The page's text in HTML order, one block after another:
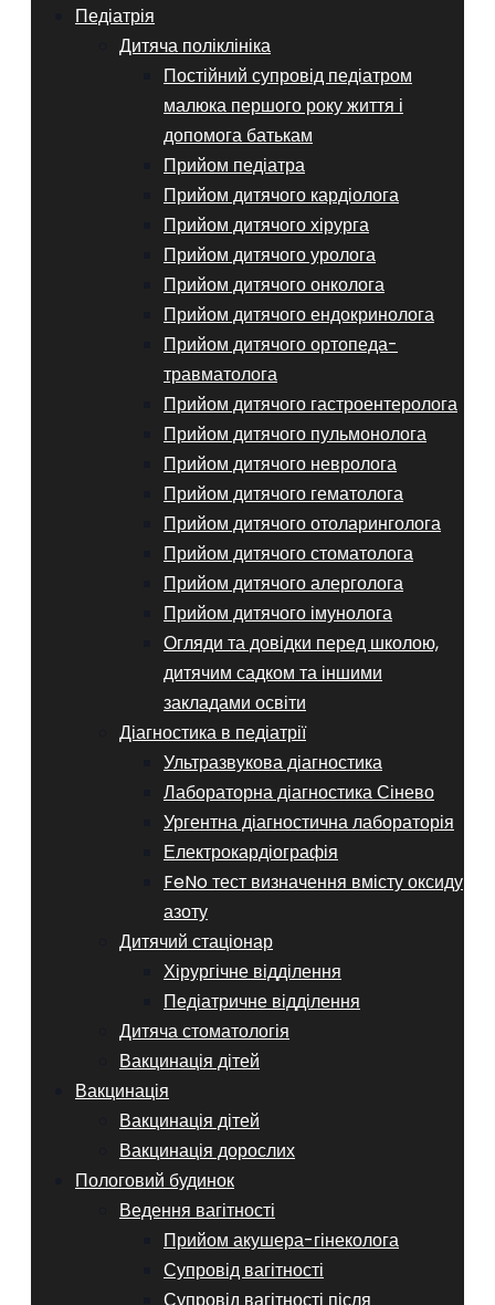
Педіатрія
Дитяча поліклініка
Постійний супровід педіатром
малюка першого року життя і
допомога батькам
Прийом педіатра
Прийом дитячого кардіолога
Прийом дитячого хірурга
Прийом дитячого уролога
Прийом дитячого онколога
Прийом дитячого ендокринолога
Прийом дитячого ортопеда-
травматолога
Прийом дитячого гастроентеролога
Прийом дитячого пульмонолога
Прийом дитячого невролога
Прийом дитячого гематолога
Прийом дитячого отоларинголога
Прийом дитячого стоматолога
Прийом дитячого алерголога
Прийом дитячого імунолога
Огляди та довідки перед школою,
дитячим садком та іншими
закладами освіти
Діагностика в педіатрії
Ультразвукова діагностика
Лабораторна діагностика Сінево
Ургентна діагностична лабораторія
Електрокардіографія
FeNo тест визначення вмісту оксиду
азоту
Дитячий стаціонар
Хірургічне відділення
Педіатричне відділення
Дитяча стоматологія
Вакцинація дітей
Вакцинація
Вакцинація дітей
Вакцинація дорослих
Пологовий будинок
Ведення вагітності
Прийом акушера-гінеколога
Супровід вагітності